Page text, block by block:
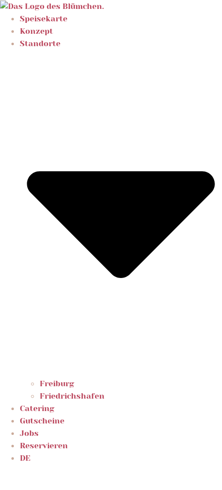
Skip
content
Speisekarte
Konzept
Standorte
Freiburg
Friedrichshafen
Catering
Gutscheine
Jobs
Reservieren
DE